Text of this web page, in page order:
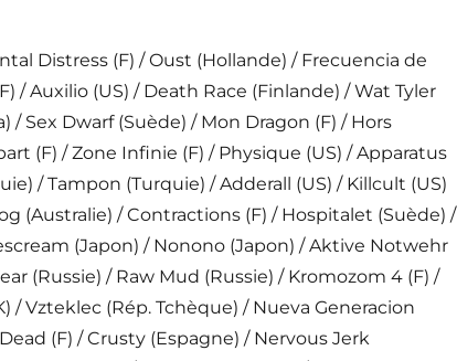
Distress (F) / Oust (Hollande) / Frecuencia de
/ Auxilio (US) / Death Race (Finlande) / Wat Tyler
/ Sex Dwarf (Suède) / Mon Dragon (F) / Hors
(F) / Zone Infinie (F) / Physique (US) / Apparatus
/ Tampon (Turquie) / Adderall (US) / Killcult (US)
(Australie) / Contractions (F) / Hospitalet (Suède) /
(Japon) / Nonono (Japon) / Aktive Notwehr
(Russie) / Raw Mud (Russie) / Kromozom 4 (F) /
/ Vzteklec (Rép. Tchèque) / Nueva Generacion
(F) / Crusty (Espagne) / Nervous Jerk